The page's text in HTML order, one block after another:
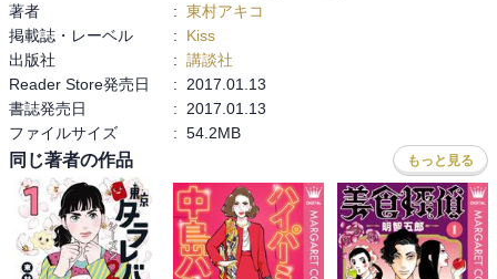
ＫＥＹから逃げるように飛び出し、早坂さんと倫子はホテルに。
つか、
広いベッドでゆっくり話すか。。。
た、
黄昏流星群っぽい笑
意外に好きなんです黄昏流星群！
ブログにもそろそろ書くか感想を黄昏流星群！
倫子、
ＫＥＹのことが頭から離れず早坂さんを押し倒す！
つか、
著者
: 東村アキコ
掲載誌・レーベル
:
Kiss
出版社
: 講談社
Reader Store発売日
:
2017.01.13
書誌発売日
:
2017.01.13
ファイルサイズ
: 54.2MB
同じ著者の作品 もっと見る